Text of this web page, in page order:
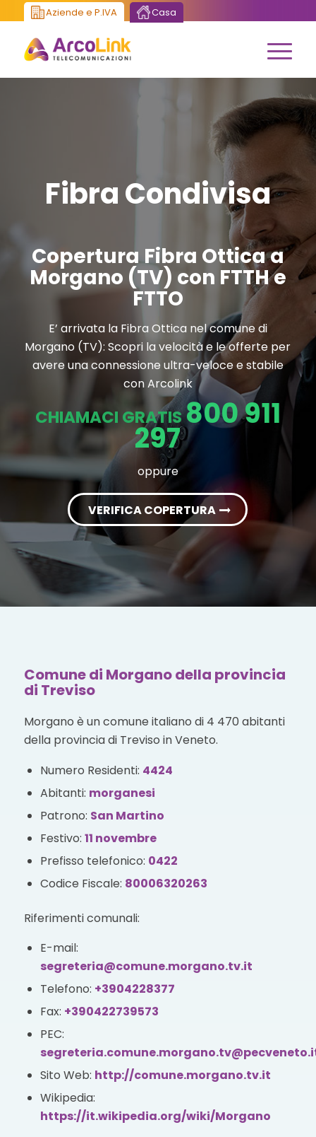
Aziende e P.IVA Casa
Fibra Condivisa
Copertura Fibra Ottica a
Morgano (TV) con FTTH e
FTTO
E’ arrivata la Fibra Ottica nel comune di
Morgano (TV): Scopri la velocità e le offerte per
avere una connessione ultra-veloce e stabile
con Arcolink
CHIAMACI GRATIS800 911
297
oppure
VERIFICA COPERTURA
Comune di Morgano della provincia
di Treviso
Morgano è un comune italiano di 4 470 abitanti
della provincia di Treviso in Veneto.
Numero Residenti: 4424
Abitanti: morganesi
Patrono: San Martino
Festivo: 11 novembre
Prefisso telefonico: 0422
Codice Fiscale: 80006320263
Riferimenti comunali:
E-mail:
segreteria@comune.morgano.tv.it
Telefono: +3904228377
Fax: +390422739573
PEC:
Sito Web: http://comune.morgano.tv.it
Wikipedia:
https://it.wikipedia.org/wiki/Morgano